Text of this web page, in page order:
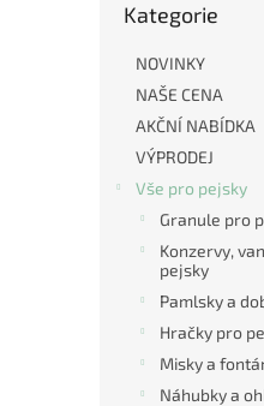
kategorie
Kategorie
NOVINKY
NAŠE CENA
AKČNÍ NABÍDKA
VÝPRODEJ
Vše pro pejsky
Granule pro
Konzervy,
pejsky
Pamlsky a
Hračky pro
Misky a
Náhubky a